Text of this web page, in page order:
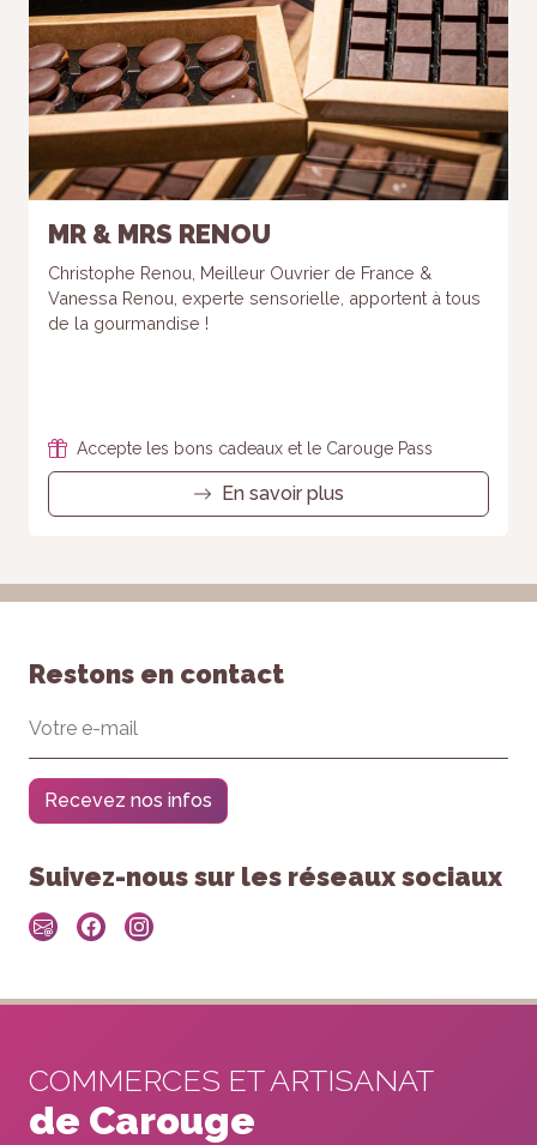
MR & MRS RENOU
Christophe Renou, Meilleur Ouvrier de France &
Vanessa Renou, experte sensorielle, apportent à tous
de la gourmandise !
Accepte les bons cadeaux et le Carouge Pass
En savoir plus
Restons en contact
Recevez nos infos
Suivez-nous sur les réseaux sociaux
COMMERCES ET ARTISANAT
de Carouge